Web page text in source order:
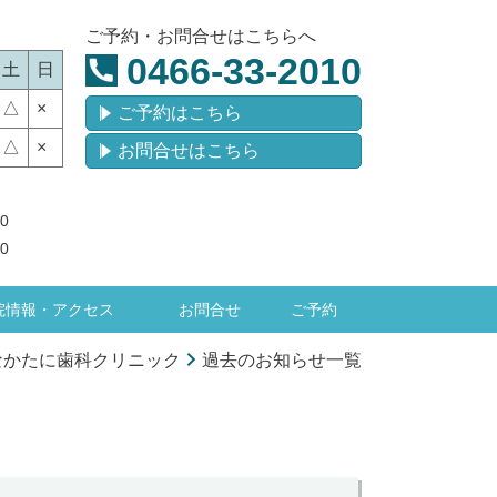
土 日
△ ×
△ ×
ご予約・お問合せはこちらへ
0466-33-2010
ご予約はこちら
お問合せはこちら
情報・アクセス お問合せ ご予約
たに歯科クリニック 過去のお知らせ一覧